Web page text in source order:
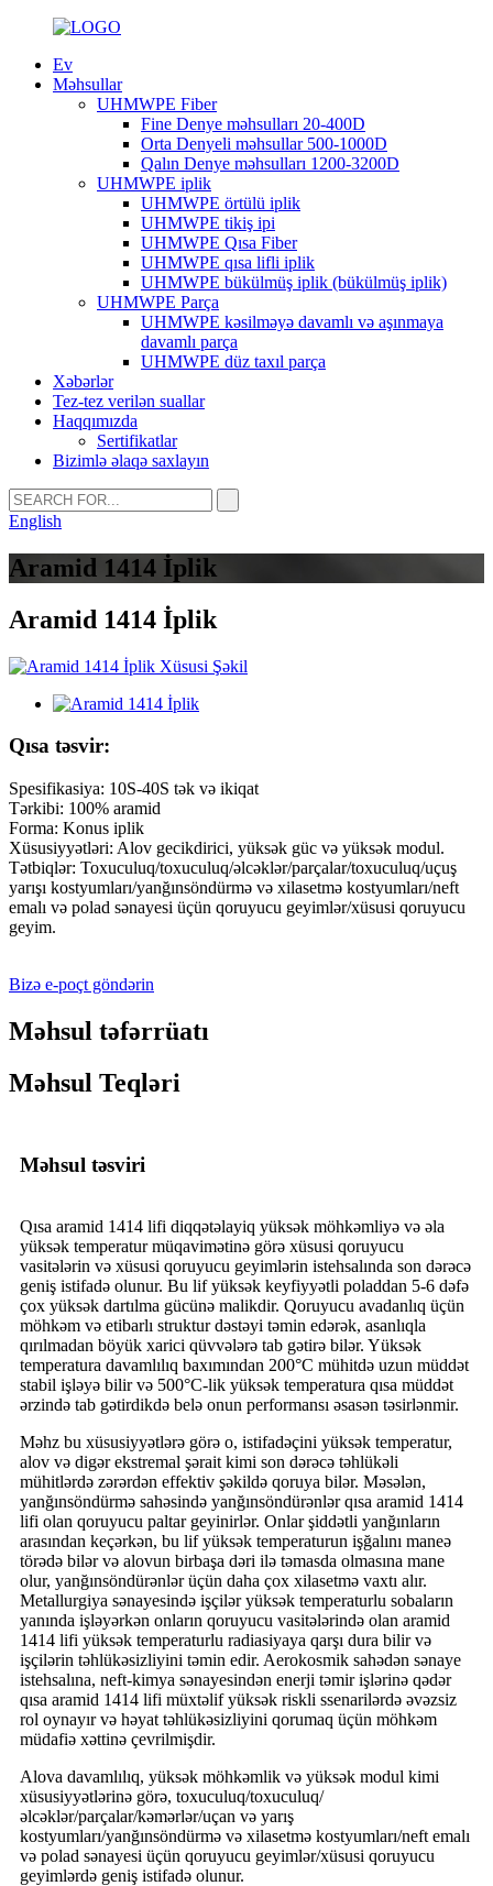
Ev
Məhsullar
UHMWPE Fiber
Fine Denye məhsulları 20-400D
Orta Denyeli məhsullar 500-1000D
Qalın Denye məhsulları 1200-3200D
UHMWPE iplik
UHMWPE örtülü iplik
UHMWPE tikiş ipi
UHMWPE Qısa Fiber
UHMWPE qısa lifli iplik
UHMWPE bükülmüş iplik (bükülmüş iplik)
UHMWPE Parça
UHMWPE kəsilməyə davamlı və aşınmaya
davamlı parça
UHMWPE düz taxıl parça
Xəbərlər
Tez-tez verilən suallar
Haqqımızda
Sertifikatlar
Bizimlə əlaqə saxlayın
English
Aramid 1414 İplik
Aramid 1414 İplik
Qısa təsvir:
Spesifikasiya: 10S-40S tək və ikiqat
Tərkibi: 100% aramid
Forma: Konus iplik
Xüsusiyyətləri: Alov gecikdirici, yüksək güc və yüksək modul.
Tətbiqlər: Toxuculuq/toxuculuq/əlcəklər/parçalar/toxuculuq/uçuş
yarışı kostyumları/yanğınsöndürmə və xilasetmə kostyumları/neft
emalı və polad sənayesi üçün qoruyucu geyimlər/xüsusi qoruyucu
geyim.
Bizə e-poçt göndərin
Məhsul təfərrüatı
Məhsul Teqləri
Məhsul təsviri
Qısa aramid 1414 lifi diqqətəlayiq yüksək möhkəmliyə və əla
yüksək temperatur müqavimətinə görə xüsusi qoruyucu
vasitələrin və xüsusi qoruyucu geyimlərin istehsalında son dərəcə
geniş istifadə olunur. Bu lif yüksək keyfiyyətli poladdan 5-6 dəfə
çox yüksək dartılma gücünə malikdir. Qoruyucu avadanlıq üçün
möhkəm və etibarlı struktur dəstəyi təmin edərək, asanlıqla
qırılmadan böyük xarici qüvvələrə tab gətirə bilər. Yüksək
temperatura davamlılıq baxımından 200°C mühitdə uzun müddət
stabil işləyə bilir və 500°C-lik yüksək temperatura qısa müddət
ərzində tab gətirdikdə belə onun performansı əsasən təsirlənmir.
Məhz bu xüsusiyyətlərə görə o, istifadəçini yüksək temperatur,
alov və digər ekstremal şərait kimi son dərəcə təhlükəli
mühitlərdə zərərdən effektiv şəkildə qoruya bilər. Məsələn,
yanğınsöndürmə sahəsində yanğınsöndürənlər qısa aramid 1414
lifi olan qoruyucu paltar geyinirlər. Onlar şiddətli yanğınların
arasından keçərkən, bu lif yüksək temperaturun işğalını maneə
törədə bilər və alovun birbaşa dəri ilə təmasda olmasına mane
olur, yanğınsöndürənlər üçün daha çox xilasetmə vaxtı alır.
Metallurgiya sənayesində işçilər yüksək temperaturlu sobaların
yanında işləyərkən onların qoruyucu vasitələrində olan aramid
1414 lifi yüksək temperaturlu radiasiyaya qarşı dura bilir və
işçilərin təhlükəsizliyini təmin edir. Aerokosmik sahədən sənaye
istehsalına, neft-kimya sənayesindən enerji təmir işlərinə qədər
qısa aramid 1414 lifi müxtəlif yüksək riskli ssenarilərdə əvəzsiz
rol oynayır və həyat təhlükəsizliyini qorumaq üçün möhkəm
müdafiə xəttinə çevrilmişdir.
Alova davamlılıq, yüksək möhkəmlik və yüksək modul kimi
xüsusiyyətlərinə görə, toxuculuq/toxuculuq/
əlcəklər/parçalar/kəmərlər/uçan və yarış
kostyumları/yanğınsöndürmə və xilasetmə kostyumları/neft emalı
və polad sənayesi üçün qoruyucu geyimlər/xüsusi qoruyucu
geyimlərdə geniş istifadə olunur.